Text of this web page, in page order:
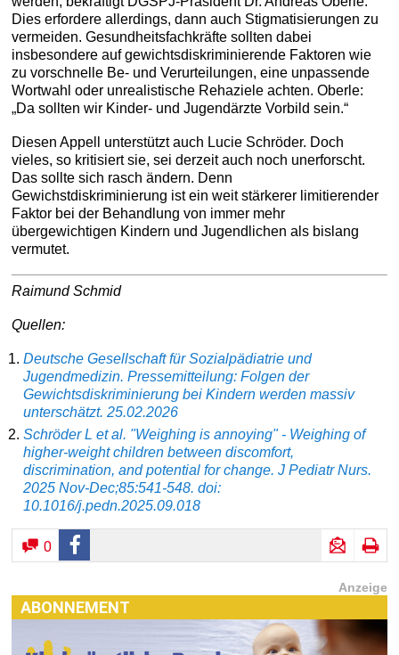
Dies erfordere allerdings, dann auch Stigmatisierungen zu
vermeiden. Gesundheitsfachkräfte sollten dabei
insbesondere auf gewichtsdiskriminierende Faktoren wie
zu vorschnelle Be- und Verurteilungen, eine unpassende
Wortwahl oder unrealistische Rehaziele achten. Oberle:
„Da sollten wir Kinder- und Jugendärzte Vorbild sein.“
Diesen Appell unterstützt auch Lucie Schröder. Doch
vieles, so kritisiert sie, sei derzeit auch noch unerforscht.
Das sollte sich rasch ändern. Denn
Gewichstdiskriminierung ist ein weit stärkerer limitierender
Faktor bei der Behandlung von immer mehr
übergewichtigen Kindern und Jugendlichen als bislang
vermutet.
Raimund Schmid
Quellen:
Deutsche Gesellschaft für Sozialpädiatrie und
Jugendmedizin. Pressemitteilung: Folgen der
Gewichtsdiskriminierung bei Kindern werden massiv
unterschätzt. 25.02.2026
Schröder L et al. "Weighing is annoying" - Weighing of
higher-weight children between discomfort,
discrimination, and potential for change. J Pediatr Nurs.
2025 Nov-Dec;85:541-548. doi:
10.1016/j.pedn.2025.09.018
0
Anzeige
ABONNEMENT
Haben Sie Interesse an einem Abonnement? Dann klicken
Sie einfach hier: